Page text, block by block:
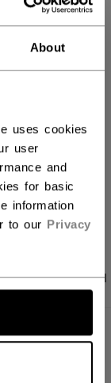
About
uses cookies
user
and
for basic
information
to our Privacy
LINKS ZUM
BEWERTUNGEN